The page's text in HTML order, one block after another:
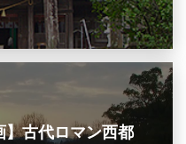
】古代ロマン西都